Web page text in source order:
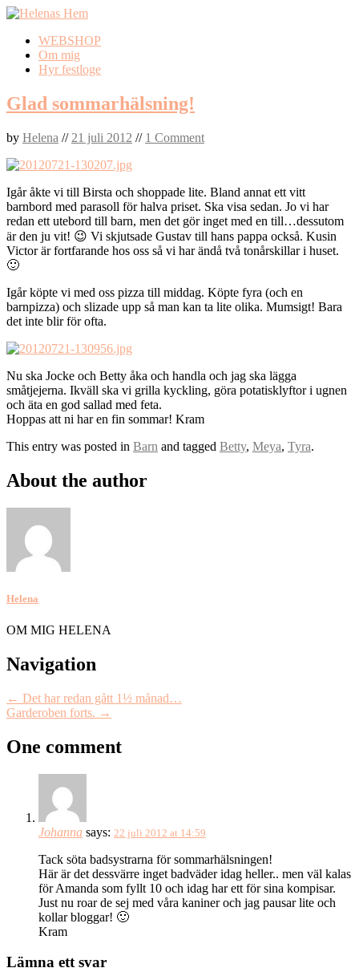
Skip
content
WEBSHOP
Om mig
Hyr festloge
Glad sommarhälsning!
by Helena // 21 juli 2012 // 1 Comment
Igår åkte vi till Birsta och shoppade lite. Bland annat ett vitt
barnbord med parasoll för halva priset. Ska visa sedan. Jo vi har
redan ett utebord till barn, men det gör inget med en till…dessutom
är den ju vit! 😉 Vi skjutsade Gustav till hans pappa också. Kusin
Victor är fortfarande hos oss så vi har ändå två tonårskillar i huset.
🙂
Igår köpte vi med oss pizza till middag. Köpte fyra (och en
barnpizza) och slizade upp så man kan ta lite olika. Mumsigt! Bara
det inte blir för ofta.
Nu ska Jocke och Betty åka och handla och jag ska lägga
småtjejerna. Ikväll ska vi grilla kyckling, göra potatisklyftor i ugnen
och äta en god sallad med feta.
Hoppas att ni har en fin sommar! Kram
This entry was posted in Barn and tagged Betty, Meya, Tyra.
About the author
Helena
OM MIG HELENA
Post
Navigation
← Det har redan gått 1½ månad…
Garderoben forts. →
One comment
Johanna says: 22 juli 2012 at 14:59
Tack söta badsystrarna för sommarhälsningen!
Här är det dessvärre inget badväder idag heller.. men väl kalas
för Amanda som fyllt 10 och idag har ett för sina kompisar.
Just nu roar de sej med våra kaniner och jag pausar lite och
kollar bloggar! 🙂
Kram
Lämna ett svar